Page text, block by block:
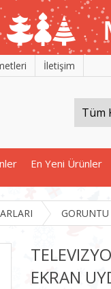
İletişim
En Yeni Ürünler
GORUNTU
EKRAN